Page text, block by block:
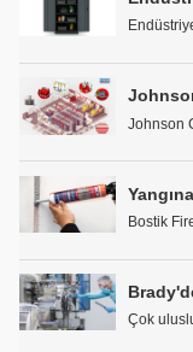
Bostik
Çok